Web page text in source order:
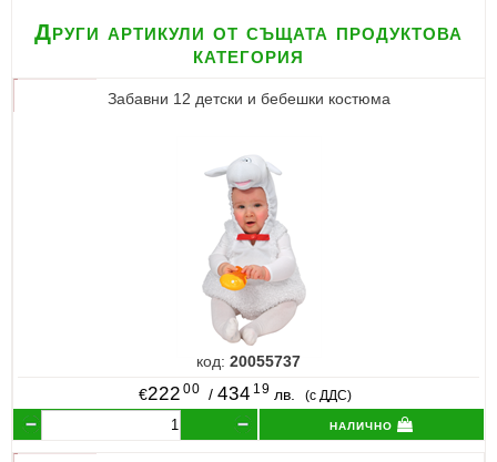
Други артикули от същата продуктова
категория
Забавни 12 детски и бебешки костюма
код: 20055737
€222 00 /434 19 лв. (с ДДС)
налично